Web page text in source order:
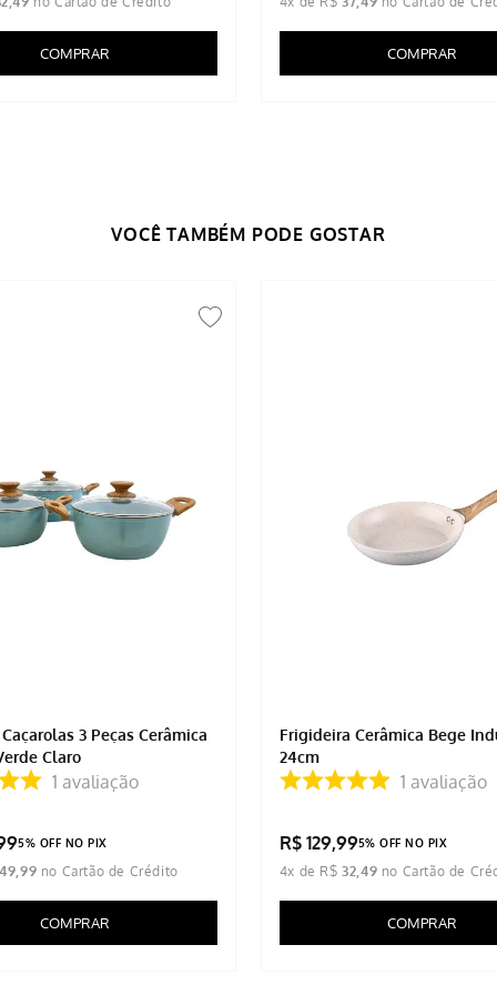
COMPRAR COMPRAR
3 Peças Cerâmica
Claro
1 avaliação
5% OFF NO PIX
49 ,99
COMPRAR
Frigideira Cerâmica Bege
24cm
1 avaliação
R$ 129,995% OFF NO PIX
4x de R$ 32 49
COMPRAR